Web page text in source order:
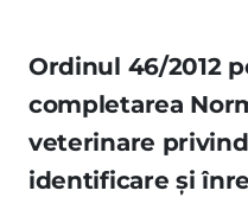
Ordinul 46/2012
completarea
veterinare
identificare şi